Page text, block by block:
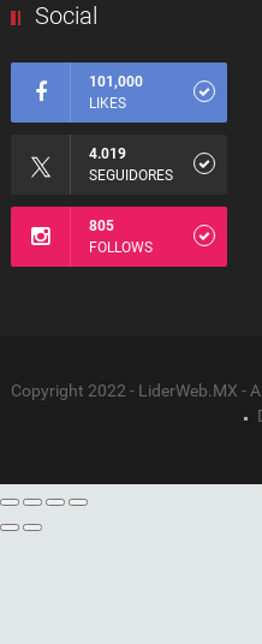
Social
101,000
LIKES
4.019
SEGUIDORES
805
FOLLOWS
Copyright 2022 - LiderWeb.MX -